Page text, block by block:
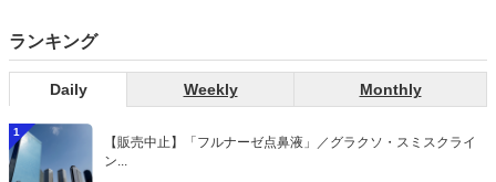
ランキング
Daily Weekly Monthly
1
【販売中止】「フルナーゼ点鼻液」／グラクソ・スミスクライ
ン...